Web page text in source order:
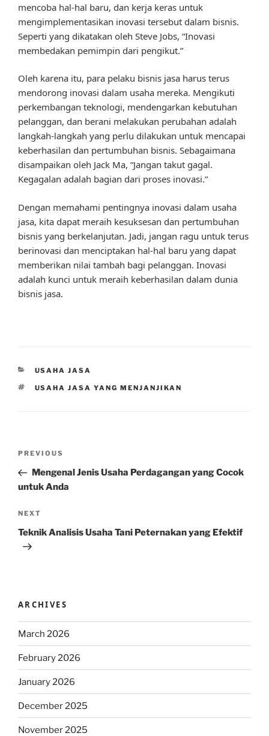
mencoba hal-hal baru, dan kerja keras untuk
mengimplementasikan inovasi tersebut dalam bisnis.
Seperti yang dikatakan oleh Steve Jobs, “Inovasi
membedakan pemimpin dari pengikut.”
Oleh karena itu, para pelaku bisnis jasa harus terus
mendorong inovasi dalam usaha mereka. Mengikuti
perkembangan teknologi, mendengarkan kebutuhan
pelanggan, dan berani melakukan perubahan adalah
langkah-langkah yang perlu dilakukan untuk mencapai
keberhasilan dan pertumbuhan bisnis. Sebagaimana
disampaikan oleh Jack Ma, “Jangan takut gagal.
Kegagalan adalah bagian dari proses inovasi.”
Dengan memahami pentingnya inovasi dalam usaha
jasa, kita dapat meraih kesuksesan dan pertumbuhan
bisnis yang berkelanjutan. Jadi, jangan ragu untuk terus
berinovasi dan menciptakan hal-hal baru yang dapat
memberikan nilai tambah bagi pelanggan. Inovasi
adalah kunci untuk meraih keberhasilan dalam dunia
bisnis jasa.
CATEGORIES
USAHA JASA
TAGS
USAHA JASA YANG MENJANJIKAN
Previous
Post
PREVIOUS
Mengenal Jenis Usaha Perdagangan yang Cocok
untuk Anda
Next
Post
NEXT
Teknik Analisis Usaha Tani Peternakan yang Efektif
ARCHIVES
March 2026
February 2026
January 2026
December 2025
November 2025